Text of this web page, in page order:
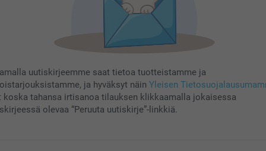
uutiskirjeemme saat tietoa tuotteistamme ja
ja hyväksyt näin Yleisen
koska tahansa irtisanoa tilauksen klikkaamalla jokaisessa
olevaa “Peruuta uutiskirje”-linkkiä.